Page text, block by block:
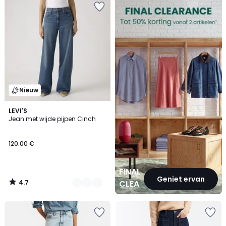
Nieuw
LEVI'S
Jean met wijde pijpen Cinch
120.00 €
4.7
/ 5
4
Kleuren
4.7
/
FINAL
CLEARANCEGeniet ervan
CLEARANCE